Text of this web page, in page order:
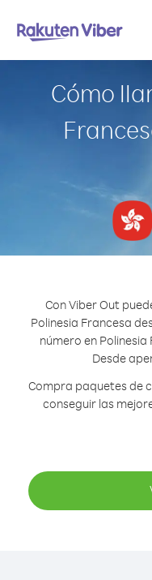
Cómo
Con Viber Out
Polinesia Francesa
número en
Desde
Compra paquetes de
conseguir las